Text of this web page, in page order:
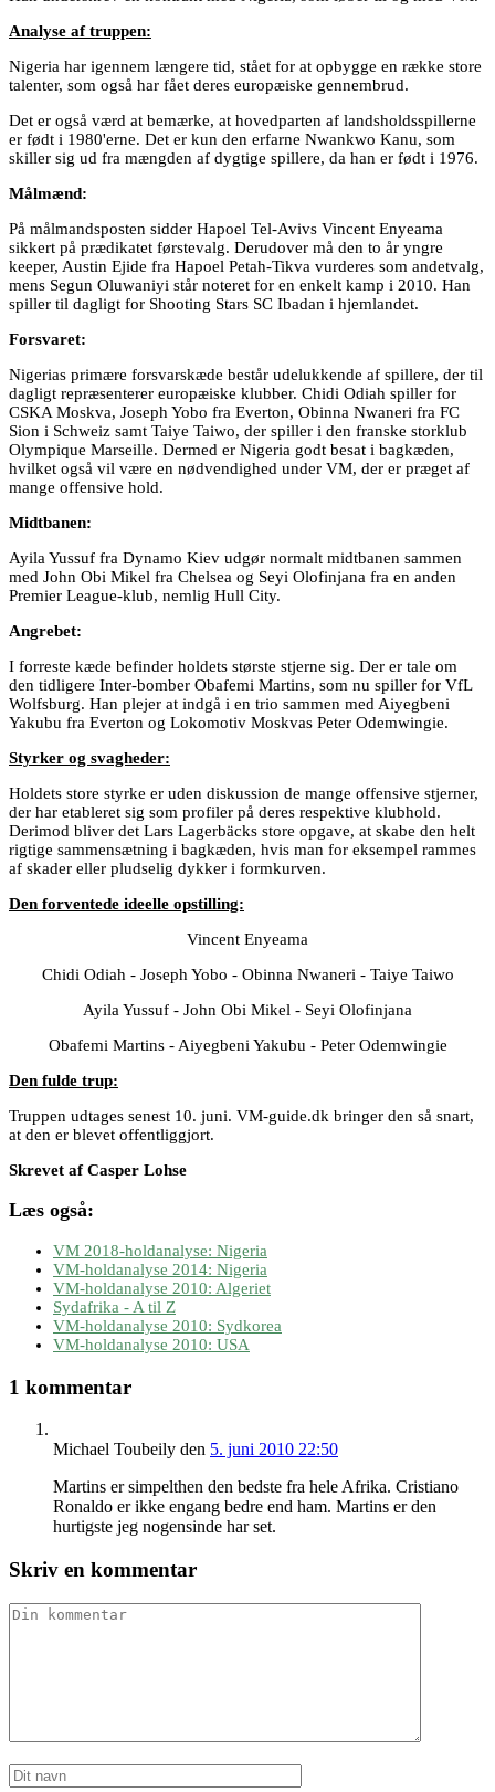
Analyse af truppen:
Nigeria har igennem længere tid, stået for at opbygge en række store
talenter, som også har fået deres europæiske gennembrud.
Det er også værd at bemærke, at hovedparten af landsholdsspillerne
er født i 1980'erne. Det er kun den erfarne Nwankwo Kanu, som
skiller sig ud fra mængden af dygtige spillere, da han er født i 1976.
Målmænd:
På målmandsposten sidder Hapoel Tel-Avivs Vincent Enyeama
sikkert på prædikatet førstevalg. Derudover må den to år yngre
keeper, Austin Ejide fra Hapoel Petah-Tikva vurderes som andetvalg,
mens Segun Oluwaniyi står noteret for en enkelt kamp i 2010. Han
spiller til dagligt for Shooting Stars SC Ibadan i hjemlandet.
Forsvaret:
Nigerias primære forsvarskæde består udelukkende af spillere, der til
dagligt repræsenterer europæiske klubber. Chidi Odiah spiller for
CSKA Moskva, Joseph Yobo fra Everton, Obinna Nwaneri fra FC
Sion i Schweiz samt Taiye Taiwo, der spiller i den franske storklub
Olympique Marseille. Dermed er Nigeria godt besat i bagkæden,
hvilket også vil være en nødvendighed under VM, der er præget af
mange offensive hold.
Midtbanen:
Ayila Yussuf fra Dynamo Kiev udgør normalt midtbanen sammen
med John Obi Mikel fra Chelsea og Seyi Olofinjana fra en anden
Premier League-klub, nemlig Hull City.
Angrebet:
I forreste kæde befinder holdets største stjerne sig. Der er tale om
den tidligere Inter-bomber Obafemi Martins, som nu spiller for VfL
Wolfsburg. Han plejer at indgå i en trio sammen med Aiyegbeni
Yakubu fra Everton og Lokomotiv Moskvas Peter Odemwingie.
Styrker og svagheder:
Holdets store styrke er uden diskussion de mange offensive stjerner,
der har etableret sig som profiler på deres respektive klubhold.
Derimod bliver det Lars Lagerbäcks store opgave, at skabe den helt
rigtige sammensætning i bagkæden, hvis man for eksempel rammes
af skader eller pludselig dykker i formkurven.
Den forventede ideelle opstilling:
Vincent Enyeama
Chidi Odiah - Joseph Yobo - Obinna Nwaneri - Taiye Taiwo
Ayila Yussuf - John Obi Mikel - Seyi Olofinjana
Obafemi Martins - Aiyegbeni Yakubu - Peter Odemwingie
Den fulde trup:
Truppen udtages senest 10. juni. VM-guide.dk bringer den så snart,
at den er blevet offentliggjort.
Skrevet af Casper Lohse
Læs også:
VM 2018-holdanalyse: Nigeria
VM-holdanalyse 2014: Nigeria
VM-holdanalyse 2010: Algeriet
Sydafrika - A til Z
VM-holdanalyse 2010: Sydkorea
VM-holdanalyse 2010: USA
1 kommentar
Michael Toubeily den 5. juni 2010 22:50
Martins er simpelthen den bedste fra hele Afrika. Cristiano
Ronaldo er ikke engang bedre end ham. Martins er den
hurtigste jeg nogensinde har set.
Skriv en kommentar